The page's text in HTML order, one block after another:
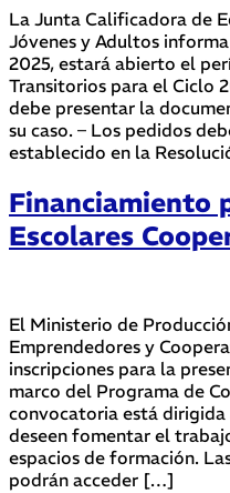
La Junta Calificadora de
Jóvenes y Adultos
2025, estará abierto el
Transitorios para el Ciclo
debe presentar la
su caso. – Los pedidos
establecido en la
Financiamiento
Escolares
El Ministerio de
Emprendedores y
inscripciones para la
marco del Programa de
convocatoria está
deseen fomentar el
espacios de formación.
podrán acceder […]